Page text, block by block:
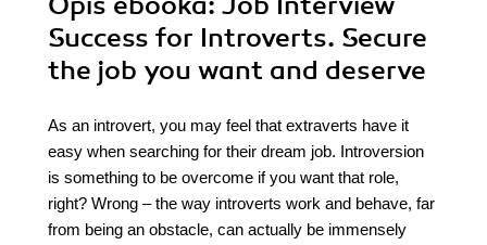
Success for Introverts. Secure
the job you want and deserve
As an introvert, you may feel that extraverts have it
easy when searching for their dream job. Introversion
is something to be overcome if you want that role,
right? Wrong – the way introverts work and behave, far
from being an obstacle, can actually be immensely